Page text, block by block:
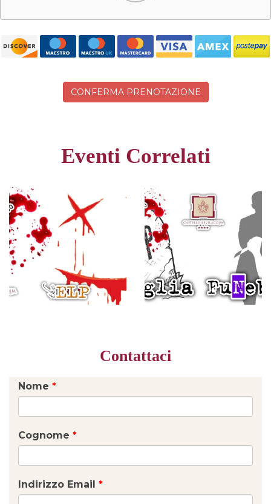
CONFERMA PRENOTAZIONE
Eventi Correlati
Contattaci
Nome *
Cognome *
Indirizzo Email *